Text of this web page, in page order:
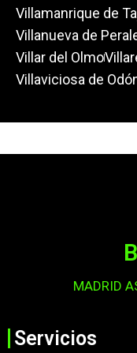
Villamanrique de
Villanueva de
Villar del Olmo
Villaviciosa de
MADRID
Servicios